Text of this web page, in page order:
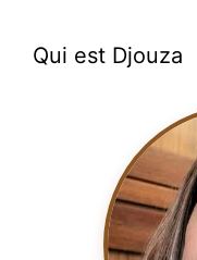
Qui est Djouza